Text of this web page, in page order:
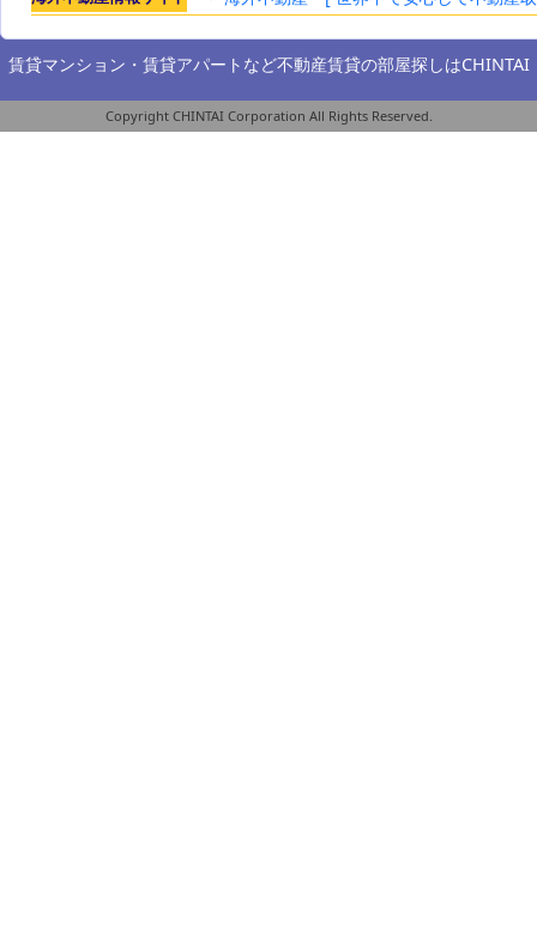
賃貸マンション・賃貸アパートなど不動産賃貸の部屋探しはCHINTAI
Copyright CHINTAI Corporation All Rights Reserved.